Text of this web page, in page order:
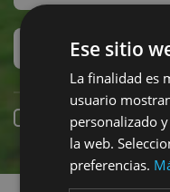
Experiencias
Reserva online
Ese sitio
La finalidad es
usuario
personalizado
la web.
preferencias.